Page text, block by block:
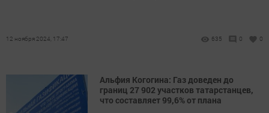
12 ноября 2024, 17:47 635 0 0
Альфия Когогина: Газ доведен до
границ 27 902 участков татарстанцев,
что составляет 99,6% от плана